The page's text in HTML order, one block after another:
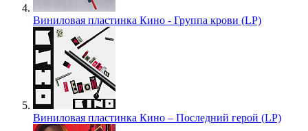
Виниловая пластинка Кино - Группа крови (LP)
Виниловая пластинка Кино – Последний герой (LP)